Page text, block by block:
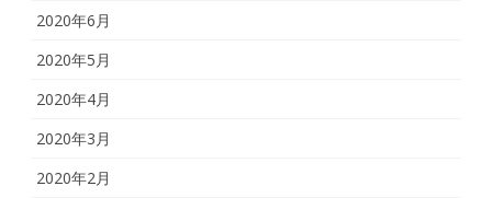
2020年6月
2020年5月
2020年4月
2020年3月
2020年2月